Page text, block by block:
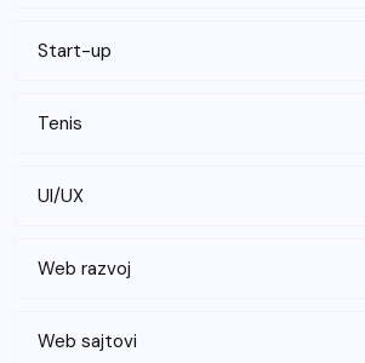
Start-up
Tenis
UI/UX
Web razvoj
Web sajtovi